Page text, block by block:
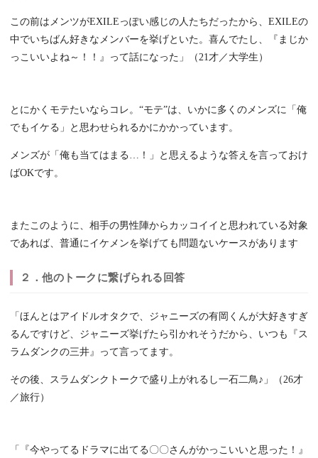
この前はメンツがEXILEっぽい感じの人たちだったから、EXILEの
中でいちばん好きなメンバーを挙げといた。喜んでたし、『まじか
っこいいよね～！！』って話になった」（21才／大学生）
とにかくモテたいならコレ。“モテ”は、いかに多くのメンズに「俺
でもイケる」と思わせられるかにかかっています。
メンズが「俺も当てはまる…！」と思えるような答えを言っておけ
ばOKです。
またこのように、相手の男性陣からカッコイイと思われている対象
であれば、普通にイケメンを挙げても問題ないケースがあります
２．他のトークに繋げられる回答
「ほんとはアイドルオタクで、ジャニーズの有岡くんが大好きすぎ
るんですけど、ジャニーズ挙げたら引かれそうだから、いつも『ス
ラムダンクの三井』って言ってます 。
その後、スラムダンクトークで盛り上がれるし一石二鳥♪」（26才
／旅行）
「『今やってるドラマに出てる〇〇さんがかっこいいと思った！』